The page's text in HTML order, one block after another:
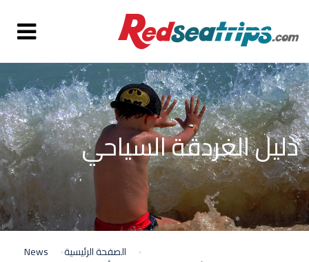
دليل الغردقة السياحي
الصفحة الرئيسية
News